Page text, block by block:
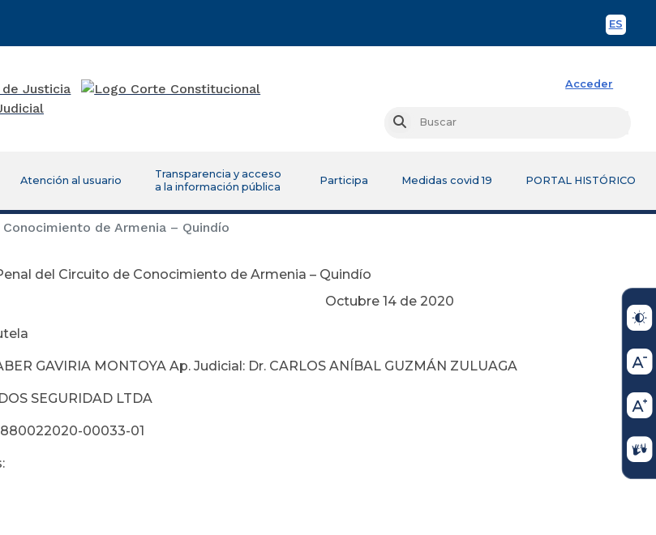
ES
Acceder
Buscar
Atención al usuario
Transparencia y acceso
a la información pública
Participa Medidas covid 19 PORTAL HISTÓRICO
de Armenia – Quindío
del Circuito de Conocimiento de Armenia – Quindío
14 de 2020
GAVIRIA MONTOYA Ap. Judicial: Dr. CARLOS ANÍBAL GUZMÁN ZULUAGA
SEGURIDAD LTDA
00033-01